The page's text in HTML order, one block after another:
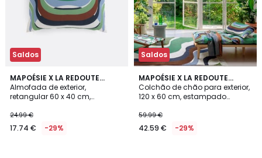
Saldos
MAPOÉSIE X LA REDOUTE
INTÉRIEURS
Almofada de exterior,
retangular 60 x 40 cm,
24.99 €
17.74 € -29%
Saldos
MAPOÉSIE X LA REDOUTE
INTÉRIEURS
Colchão de chão para exterior,
120 x 60 cm, estampado
59.99 €
42.59 € -29%